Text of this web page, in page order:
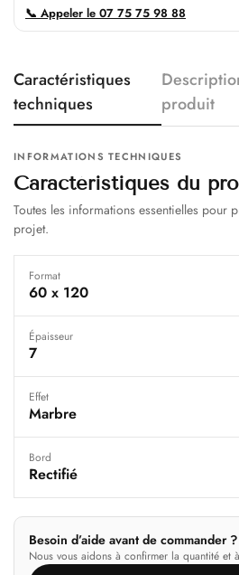
📞 Appeler le 07 75 75 98 88
Caractéristiques
techniques
produit
INFORMATIONS TECHNIQUES
Caractéristiques du
Toutes les informations essentielles pour
projet.
Format
60 x 120
Épaisseur
7
Effet
Marbre
Bord
Rectifié
Besoin d’aide avant de commander ?
Nous vous aidons à confirmer la quantité et